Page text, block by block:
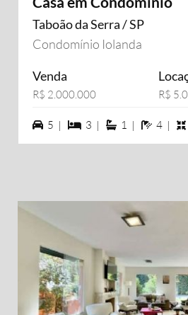
Taboão da Serra / SP
Condomínio Iolanda
Venda
R$ 2.000.000 R$
5 vagas na garagem
5 | 3 dormiórios
3 | 1 suítes
1 | 44 |